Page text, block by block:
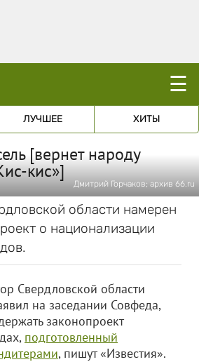
☰
ЛУЧШЕЕ ХИТЫ
[вернет народу
кис»]
Дмитрий Горчаков; архив 66.ru
области намерен
о национализации
Свердловской области
на заседании Совфеда,
законопроект
подготовленный
, пишут «Известия».